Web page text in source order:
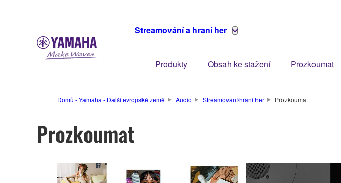
Streamování a hraní her
Produkty Obsah ke stažení Prozkoumat
Domů - Yamaha - Další evropské země Audio Streamování/hraní her Prozkoumat
Prozkoumat